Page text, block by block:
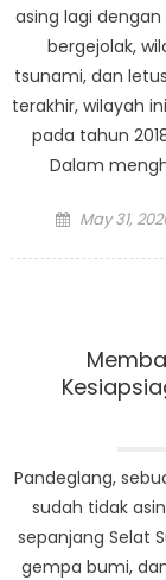
asing lagi
bergejolak,
tsunami, dan
terakhir, wilayah
pada tahun
Dalam
Posted
May 31,
Pandeglang,
sudah tidak
sepanjang Selat
gempa bumi,